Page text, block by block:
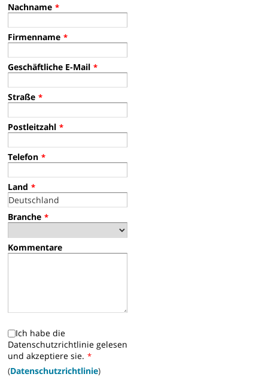
Nachname *
Firmenname *
Geschäftliche E-Mail *
Straße *
Postleitzahl *
Telefon *
Land *
Branche *
Kommentare
Ich habe die
Datenschutzrichtlinie gelesen
und akzeptiere sie. *
(Datenschutzrichtlinie)